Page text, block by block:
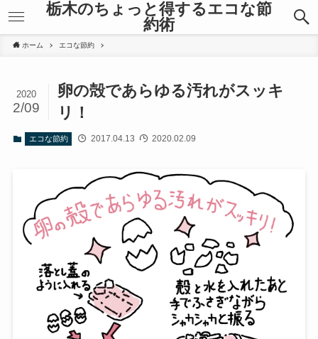
栃木のちょっと得するエコな節
約術
ホーム エコな節約
卵の殻であらゆる汚れがスッキ
リ！
2020
2/09
エコな節約 2017.04.13 2020.02.09